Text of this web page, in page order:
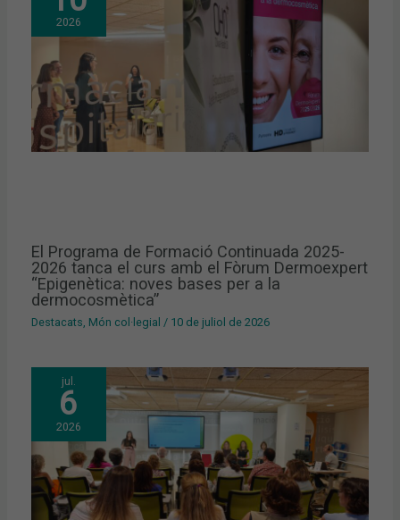
2026
El Programa de Formació Continuada 2025-
2026 tanca el curs amb el Fòrum Dermoexpert
“Epigenètica: noves bases per a la
dermocosmètica”
Destacats Món col·legial / 10 de juliol de 2026
jul.
6
2026